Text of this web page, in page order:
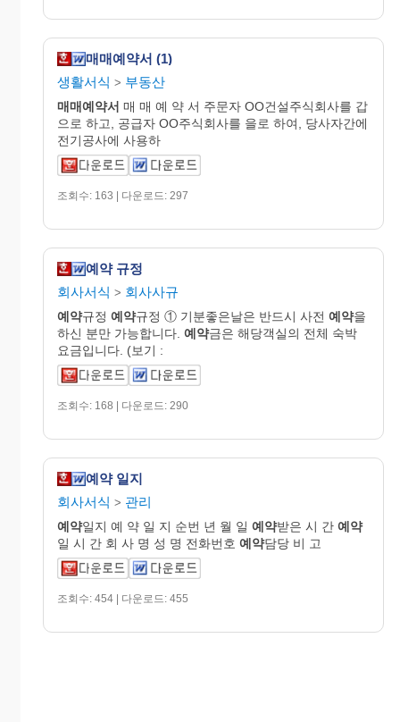
매매예약서 (1)
생활서식 > 부동산
매매예약서 매 매 예 약 서 주문자 OO건설주식회사를 갑
으로 하고, 공급자 OO주식회사를 을로 하여, 당사자간에
전기공사에 사용하
조회수: 163 | 다운로드: 297
예약 규정
회사서식 > 회사사규
예약규정 예약규정 ① 기분좋은날은 반드시 사전 예약을
하신 분만 가능합니다. 예약금은 해당객실의 전체 숙박
요금입니다. (보기 :
조회수: 168 | 다운로드: 290
예약 일지
회사서식 > 관리
예약일지 예 약 일 지 순번 년 월 일 예약받은 시 간 예약
일 시 간 회 사 명 성 명 전화번호 예약담당 비 고
조회수: 454 | 다운로드: 455